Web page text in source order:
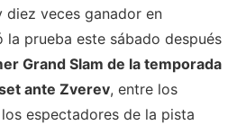
diez veces ganador en
la prueba este sábado después
Grand Slam de la temporada
ante Zverev, entre los
espectadores de la pista